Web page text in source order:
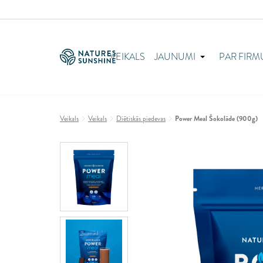
VEIKALS JAUNUMI PAR
Veikals Veikals Diētiskās piedevas Power Meal Šokolāde (900g)